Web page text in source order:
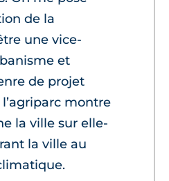
de la
une vice-
et
de projet
montre
la ville sur elle-
la ville au